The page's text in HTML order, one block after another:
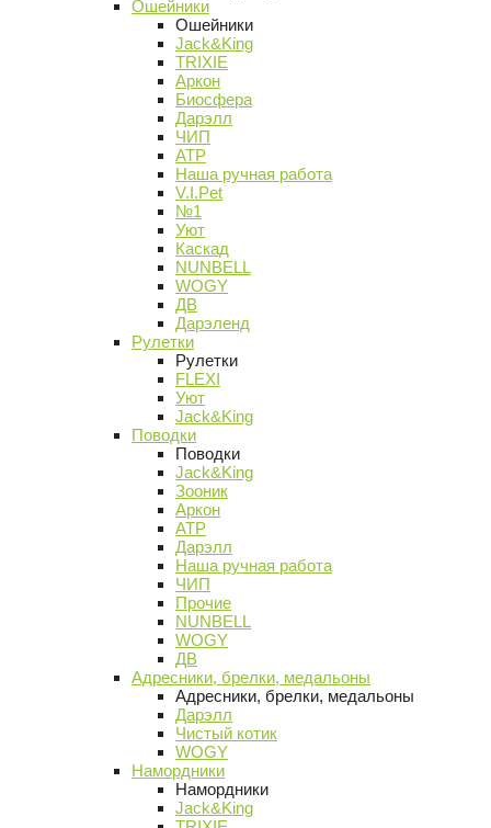
Ошейники
Ошейники
Jack&King
TRIXIE
Аркон
Биосфера
Дарэлл
ЧИП
АТР
Наша ручная работа
V.I.Pet
№1
Уют
Каскад
NUNBELL
WOGY
ДВ
Дарэленд
Рулетки
Рулетки
FLEXI
Уют
Jack&King
Поводки
Поводки
Jack&King
Зооник
Аркон
АТР
Дарэлл
Наша ручная работа
ЧИП
Прочие
NUNBELL
WOGY
ДВ
Адресники, брелки, медальоны
Адресники, брелки, медальоны
Дарэлл
Чистый котик
WOGY
Намордники
Намордники
Jack&King